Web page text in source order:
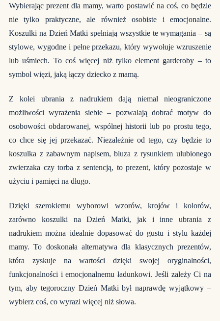
Wybierając prezent dla mamy, warto postawić na coś, co będzie
nie tylko praktyczne, ale również osobiste i emocjonalne.
Koszulki na Dzień Matki spełniają wszystkie te wymagania – są
stylowe, wygodne i pełne przekazu, który wywołuje wzruszenie
lub uśmiech. To coś więcej niż tylko element garderoby – to
symbol więzi, jaką łączy dziecko z mamą.
Z kolei ubrania z nadrukiem dają niemal nieograniczone
możliwości wyrażenia siebie – pozwalają dobrać motyw do
osobowości obdarowanej, wspólnej historii lub po prostu tego,
co chce się jej przekazać. Niezależnie od tego, czy będzie to
koszulka z zabawnym napisem, bluza z rysunkiem ulubionego
zwierzaka czy torba z sentencją, to prezent, który pozostaje w
użyciu i pamięci na długo.
Dzięki szerokiemu wyborowi wzorów, krojów i kolorów,
zarówno koszulki na Dzień Matki, jak i inne ubrania z
nadrukiem można idealnie dopasować do gustu i stylu każdej
mamy. To doskonała alternatywa dla klasycznych prezentów,
która zyskuje na wartości dzięki swojej oryginalności,
funkcjonalności i emocjonalnemu ładunkowi. Jeśli zależy Ci na
tym, aby tegoroczny Dzień Matki był naprawdę wyjątkowy –
wybierz coś, co wyrazi więcej niż słowa.